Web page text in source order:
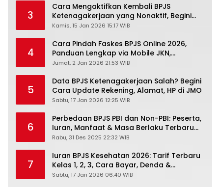
3
Cara Mengaktifkan Kembali BPJS
Ketenagakerjaan yang Nonaktif, Begini
Panduan Lengkapnya
Kamis, 15 Jan 2026 15:17 WIB
4
Cara Pindah Faskes BPJS Online 2026,
Panduan Lengkap via Mobile JKN,
PANDAWA & Offiline Kantor Cabang
Jumat, 2 Jan 2026 21:53 WIB
5
Data BPJS Ketenagakerjaan Salah? Begini
Cara Update Rekening, Alamat, HP di JMO
Sabtu, 17 Jan 2026 12:25 WIB
6
Perbedaan BPJS PBI dan Non-PBI: Peserta,
Iuran, Manfaat & Masa Berlaku Terbaru
2026
Rabu, 31 Des 2025 22:32 WIB
7
Iuran BPJS Kesehatan 2026: Tarif Terbaru
Kelas 1, 2, 3, Cara Bayar, Denda &
Panduan Lengkap Peserta JKN-KIS
Sabtu, 17 Jan 2026 06:40 WIB